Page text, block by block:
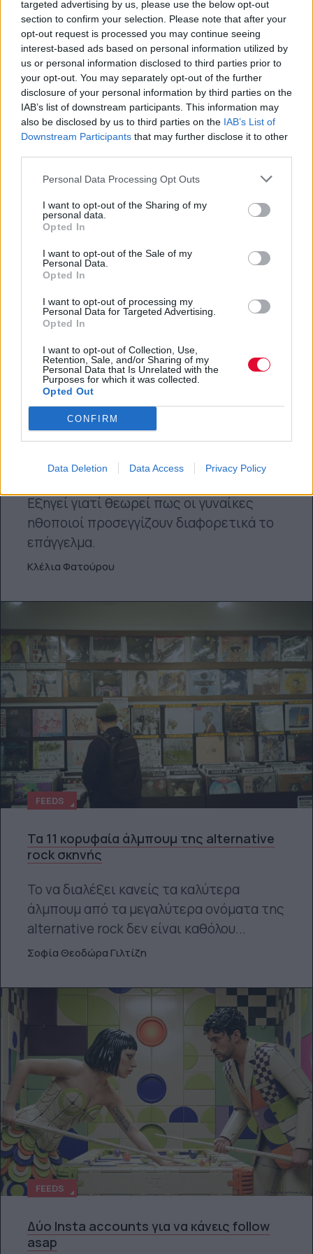
targeted advertising by us, please use the below opt-out
section to confirm your selection. Please note that after your
opt-out request is processed you may continue seeing
interest-based ads based on personal information utilized by
us or personal information disclosed to third parties prior to
your opt-out. You may separately opt-out of the further
disclosure of your personal information by third parties on the
IAB’s list of downstream participants. This information may
also be disclosed by us to third parties on the IAB’s List of
Downstream Participants that may further disclose it to other
Personal Data Processing Opt Outs
I want to opt-out of the Sharing of my
personal data.
Opted In
I want to opt-out of the Sale of my
Personal Data.
Opted In
I want to opt-out of processing my
Personal Data for Targeted Advertising.
Opted In
I want to opt-out of Collection, Use,
Retention, Sale, and/or Sharing of my
Personal Data that Is Unrelated with the
Purposes for which it was collected.
Opted Out
CONFIRM
Data Deletion Data Access Privacy Policy
facebook messenger
twitter
whatsapp
email
Ακολούθησε το platform.gr στο Google News και μάθε
πρώτος όλα τα τελευταία trends
ΔΙΑΒΆΣΤΕ ΕΠΊΣΗΣ
FEEDS
Anya Taylor-Joy: «Οι γυναίκες δεν
κάνουμε method acting γιατί δεν έχουμε
μας»
Εξηγεί γιατί θεωρεί πως οι γυναίκες
ηθοποιοί προσεγγίζουν διαφορετικά το
επάγγελμα.
Κλέλια Φατούρου
FEEDS
Τα 11 κορυφαία άλμπουμ της alternative
rock σκηνής
Το να διαλέξει κανείς τα καλύτερα
άλμπουμ από τα μεγαλύτερα ονόματα της
alternative rock δεν είναι καθόλου...
Σοφία Θεοδώρα Γιλτίζη
FEEDS
Δύο Insta accounts για να κάνεις follow
asap